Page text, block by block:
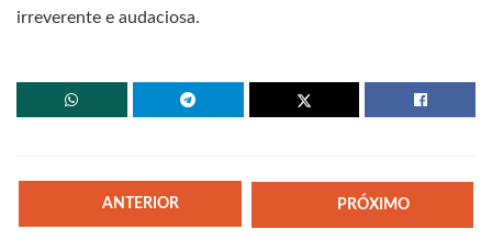
irreverente e audaciosa.
ANTERIOR PRÓXIMO